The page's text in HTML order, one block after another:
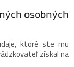
osobných
ktoré ste mu
získal na